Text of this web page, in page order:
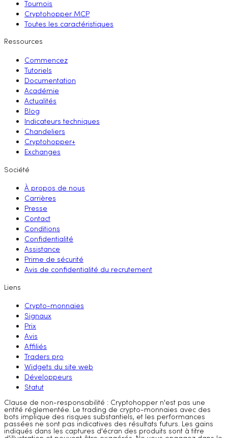
Tournois
Cryptohopper MCP
Toutes les caractéristiques
Ressources
Commencez
Tutoriels
Documentation
Académie
Actualités
Blog
Indicateurs techniques
Chandeliers
Cryptohopper+
Exchanges
Société
À propos de nous
Carrières
Presse
Contact
Conditions
Confidentialité
Assistance
Prime de sécurité
Avis de confidentialité du recrutement
Liens
Crypto-monnaies
Signaux
Prix
Avis
Affiliés
Traders pro
Widgets du site web
Développeurs
Statut
Clause de non-responsabilité : Cryptohopper n'est pas une
entité réglementée. Le trading de crypto-monnaies avec des
bots implique des risques substantiels, et les performances
passées ne sont pas indicatives des résultats futurs. Les gains
indiqués dans les captures d'écran des produits sont à titre